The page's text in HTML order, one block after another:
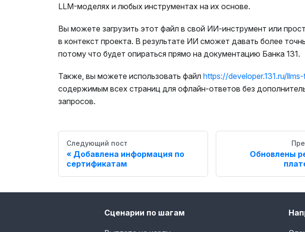
LLM-моделях и любых инструментах на их основе.
Вы можете загрузить этот файл в свой ИИ-инструмент или
в контекст проекта. В результате ИИ сможет давать более
потому что будет опираться прямо на документацию Банка 131.
Также, вы можете использовать файл https://developer.131.ru/
содержимым всех страниц для офлайн-ответов без
запросов.
Следующий пост
Добавлена информация по
сертификатам
Обновлены
Сценарии по шагам